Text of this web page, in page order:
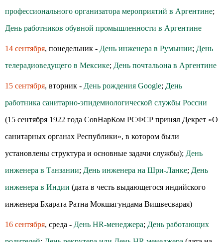
профессионального организатора мероприятий в Аргентине;
День работников обувной промышленности в Аргентине
14 сентября, понедельник - День инженера в Румынии; День
телерадиоведущего в Мексике; День почтальона в Аргентине
15 сентября, вторник - День рождения Google; День
работника санитарно-эпидемиологической службы России
(15 сентября 1922 года СовНарКом РСФСР принял Декрет «О
санитарных органах Республики», в котором были
установлены структура и основные задачи службы); День
инженера в Танзании; День инженера на Шри-Ланке; День
инженера в Индии (дата в честь выдающегося индийского
инженера Бхарата Ратна Мокшагундама Вишвесварая)
16 сентября, среда - День HR-менеджера; День работающих